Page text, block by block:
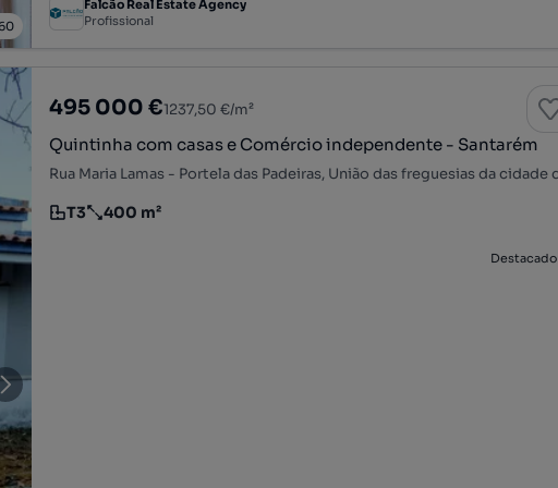
Falcão Real Estate Agency
Profissional
495 000 €1237,50 €/m²
Quintinha com casas e Comércio independente - Santarém
Tipologia
T3
Preço por metro quadrado
400 m²
Destacado